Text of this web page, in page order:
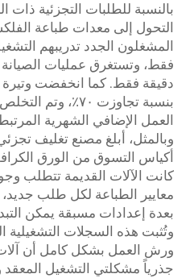
بالنسبة للطلبات التجزئية ذات
التحول إلى معدات طباعة
المشغلون الجدد تدريبهم
فقط، وتستغرق عمليات الصيانة
دقيقة فقط. كما انخفضت وتيرة
بنسبة تجاوزت ٧٠٪،
العمل الإضافي الشهرية
وبالمثل، أبلغ مصنع تغليف
أكياس التسوق من الورق
كانت الآلات القديمة تتطلب
معايير الطباعة لكل طلب جديد،
بعدة إعدادات مسبقة يمكن
وتُثبت هذه السجلات التشغيلية
ورش العمل بشكل كامل أن
جذرياً مشكلتي التشغيل المعقد